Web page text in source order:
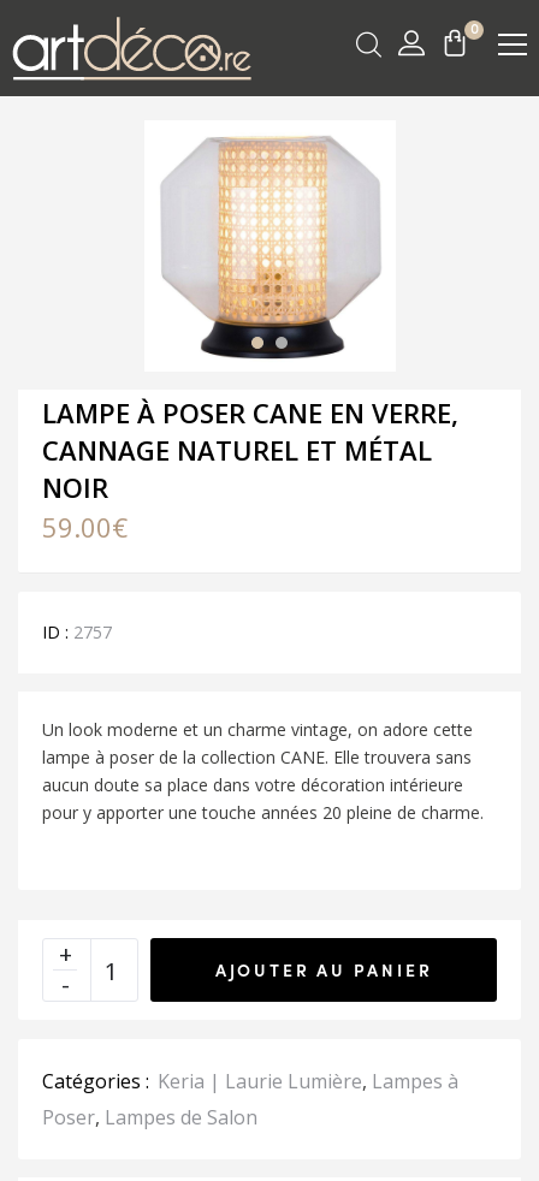
0
LAMPE À POSER CANE EN VERRE,
CANNAGE NATUREL ET MÉTAL
NOIR
59.00€
ID : 2757
Un look moderne et un charme vintage, on adore cette
lampe à poser de la collection CANE. Elle trouvera sans
aucun doute sa place dans votre décoration intérieure
pour y apporter une touche années 20 pleine de charme.
AJOUTER AU PANIER
Catégories : Keria | Laurie Lumière, Lampes à
Poser, Lampes de Salon